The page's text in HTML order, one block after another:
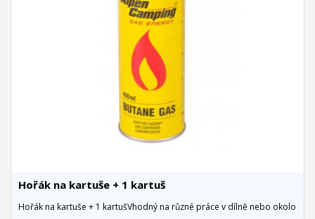
Hořák na kartuše + 1 kartuš
Hořák na kartuše + 1 kartušVhodný na různé práce v dílně nebo okolo